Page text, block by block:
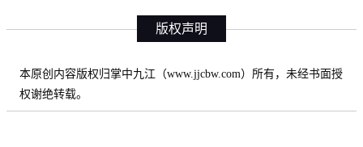
版权声明
本原创内容版权归掌中九江（www.jjcbw.com）所有，未经书面授
权谢绝转载。